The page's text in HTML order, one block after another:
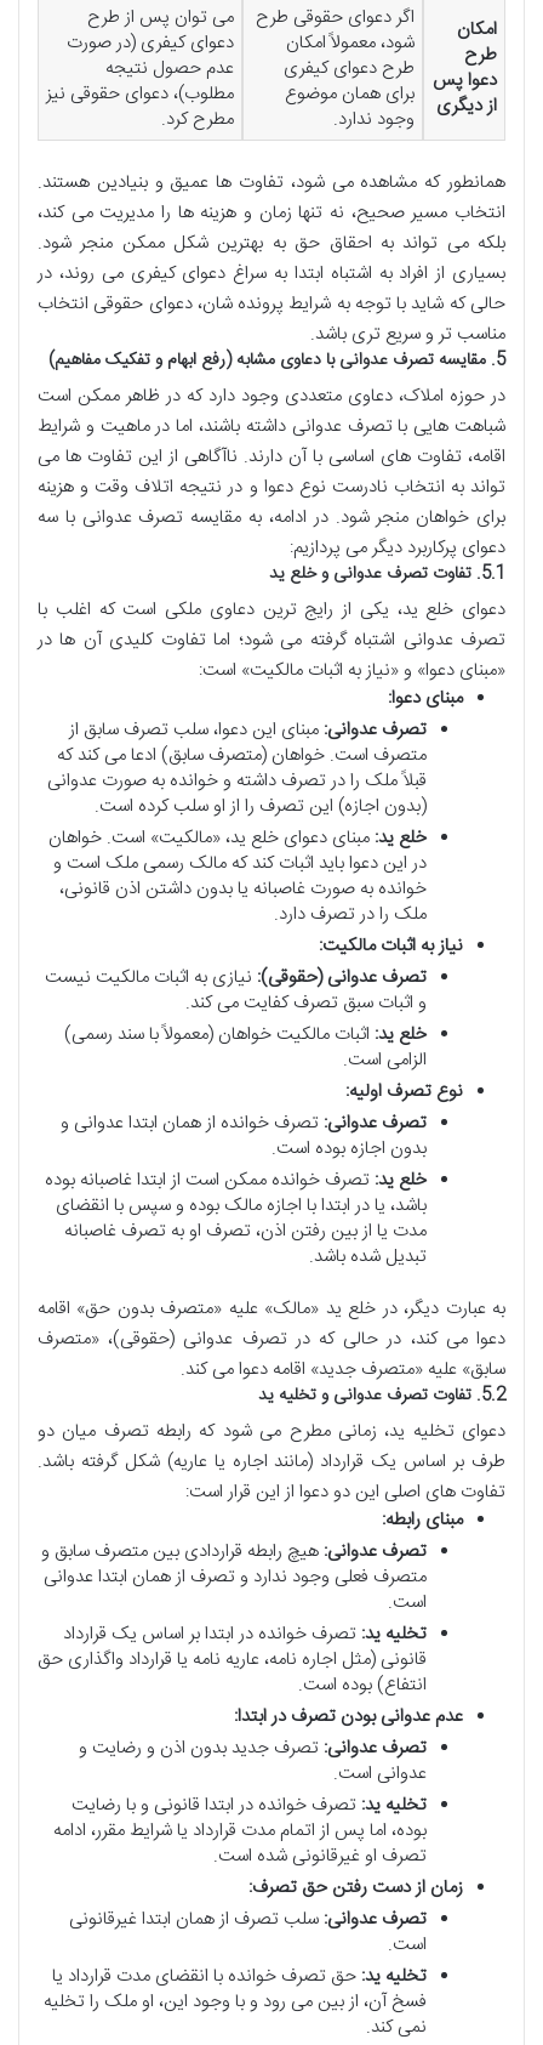
امکان
طرح
دعوا پس
از دیگری
اگر دعوای حقوقی طرح
شود، معمولاً امکان
طرح دعوای کیفری
برای همان موضوع
وجود ندارد.
می توان پس از طرح
دعوای کیفری (در صورت
عدم حصول نتیجه
مطلوب)، دعوای حقوقی نیز
مطرح کرد.
همانطور که مشاهده می شود، تفاوت ها عمیق و بنیادین هستند.
انتخاب مسیر صحیح، نه تنها زمان و هزینه ها را مدیریت می کند،
بلکه می تواند به احقاق حق به بهترین شکل ممکن منجر شود.
بسیاری از افراد به اشتباه ابتدا به سراغ دعوای کیفری می روند، در
حالی که شاید با توجه به شرایط پرونده شان، دعوای حقوقی انتخاب
مناسب تر و سریع تری باشد.
5. مقایسه تصرف عدوانی با دعاوی مشابه (رفع ابهام و تفکیک مفاهیم)
در حوزه املاک، دعاوی متعددی وجود دارد که در ظاهر ممکن است
شباهت هایی با تصرف عدوانی داشته باشند، اما در ماهیت و شرایط
اقامه، تفاوت های اساسی با آن دارند. ناآگاهی از این تفاوت ها می
تواند به انتخاب نادرست نوع دعوا و در نتیجه اتلاف وقت و هزینه
برای خواهان منجر شود. در ادامه، به مقایسه تصرف عدوانی با سه
دعوای پرکاربرد دیگر می پردازیم:
5.1. تفاوت تصرف عدوانی و خلع ید
دعوای خلع ید، یکی از رایج ترین دعاوی ملکی است که اغلب با
تصرف عدوانی اشتباه گرفته می شود؛ اما تفاوت کلیدی آن ها در
«مبنای دعوا» و «نیاز به اثبات مالکیت» است:
مبنای دعوا:
تصرف عدوانی: مبنای این دعوا، سلب تصرف سابق از
متصرف است. خواهان (متصرف سابق) ادعا می کند که
قبلاً ملک را در تصرف داشته و خوانده به صورت عدوانی
(بدون اجازه) این تصرف را از او سلب کرده است.
خلع ید: مبنای دعوای خلع ید، «مالکیت» است. خواهان
در این دعوا باید اثبات کند که مالک رسمی ملک است و
خوانده به صورت غاصبانه یا بدون داشتن اذن قانونی،
ملک را در تصرف دارد.
نیاز به اثبات مالکیت:
تصرف عدوانی (حقوقی): نیازی به اثبات مالکیت نیست
و اثبات سبق تصرف کفایت می کند.
خلع ید: اثبات مالکیت خواهان (معمولاً با سند رسمی)
الزامی است.
نوع تصرف اولیه:
تصرف عدوانی: تصرف خوانده از همان ابتدا عدوانی و
بدون اجازه بوده است.
خلع ید: تصرف خوانده ممکن است از ابتدا غاصبانه بوده
باشد، یا در ابتدا با اجازه مالک بوده و سپس با انقضای
مدت یا از بین رفتن اذن، تصرف او به تصرف غاصبانه
تبدیل شده باشد.
به عبارت دیگر، در خلع ید «مالک» علیه «متصرف بدون حق» اقامه
دعوا می کند، در حالی که در تصرف عدوانی (حقوقی)، «متصرف
سابق» علیه «متصرف جدید» اقامه دعوا می کند.
5.2. تفاوت تصرف عدوانی و تخلیه ید
دعوای تخلیه ید، زمانی مطرح می شود که رابطه تصرف میان دو
طرف بر اساس یک قرارداد (مانند اجاره یا عاریه) شکل گرفته باشد.
تفاوت های اصلی این دو دعوا از این قرار است:
مبنای رابطه:
تصرف عدوانی: هیچ رابطه قراردادی بین متصرف سابق و
متصرف فعلی وجود ندارد و تصرف از همان ابتدا عدوانی
است.
تخلیه ید: تصرف خوانده در ابتدا بر اساس یک قرارداد
قانونی (مثل اجاره نامه، عاریه نامه یا قرارداد واگذاری حق
انتفاع) بوده است.
عدم عدوانی بودن تصرف در ابتدا:
تصرف عدوانی: تصرف جدید بدون اذن و رضایت و
عدوانی است.
تخلیه ید: تصرف خوانده در ابتدا قانونی و با رضایت
بوده، اما پس از اتمام مدت قرارداد یا شرایط مقرر، ادامه
تصرف او غیرقانونی شده است.
زمان از دست رفتن حق تصرف:
تصرف عدوانی: سلب تصرف از همان ابتدا غیرقانونی
است.
تخلیه ید: حق تصرف خوانده با انقضای مدت قرارداد یا
فسخ آن، از بین می رود و با وجود این، او ملک را تخلیه
نمی کند.